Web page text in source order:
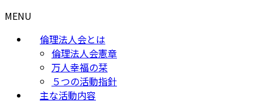
MENU
倫理法人会とは
倫理法人会憲章
万人幸福の栞
５つの活動指針
主な活動内容